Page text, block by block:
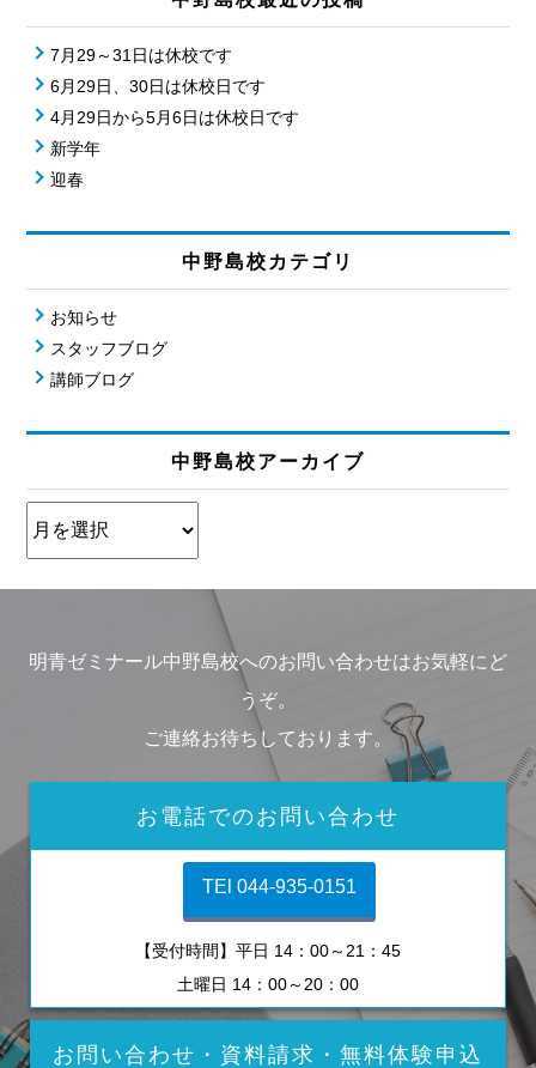
7月29～31日は休校です
6月29日、30日は休校日です
4月29日から5月6日は休校日です
新学年
迎春
中野島校カテゴリ
お知らせ
スタッフブログ
講師ブログ
中野島校アーカイブ
明青ゼミナール中野島校へのお問い合わせはお気軽にど
うぞ。
ご連絡お待ちしております。
お電話でのお問い合わせ
TEl 044-935-0151
【受付時間】平日 14：00～21：45
土曜日 14：00～20：00
お問い合わせ・資料請求・無料体験申込